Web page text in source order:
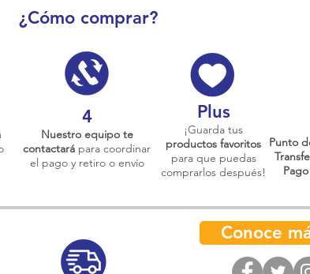
¿Cómo comprar?
4
Nuestro equipo te
contactará para coordinar
el pago y retiro o envío
Plus
¡Guarda tus
productos favoritos
para que puedas
comprarlos después!
Punto
Conoce